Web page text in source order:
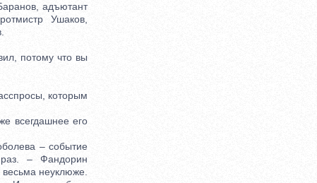
адъютант
Ушаков,
потому что вы
которым
всегдашнее его
– событие
раз. – Фандорин
неуклюже.